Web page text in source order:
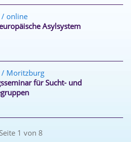
online
Asylsystem
Moritzburg
für Sucht- und
Seite 1 von 8